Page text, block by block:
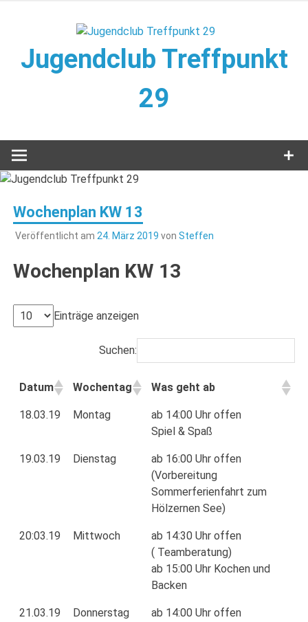
Jugendclub Treffpunkt
29
Wochenplan KW 13
Veröffentlicht am 24. März 2019 von Steffen
Wochenplan KW 13
Einträge anzeigen
Suchen:
Datum Wochentag Was geht ab
18.03.19 Montag
ab 14:00 Uhr offen
Spiel & Spaß
19.03.19 Dienstag
ab 16:00 Uhr offen
(Vorbereitung
Sommerferienfahrt zum
Hölzernen See)
20:03.19 Mittwoch
ab 14:30 Uhr offen
( Teamberatung)
ab 15:00 Uhr Kochen und
Backen
21.03.19 Donnerstag
ab 14:00 Uhr offen